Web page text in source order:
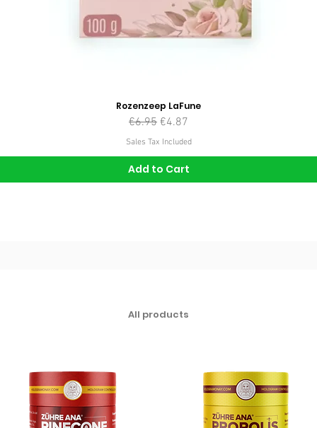
Rozenzeep LaFune
Regular Price
€6.95 Sale Price
€4.87
Sales Tax Included
Add to Cart
All products